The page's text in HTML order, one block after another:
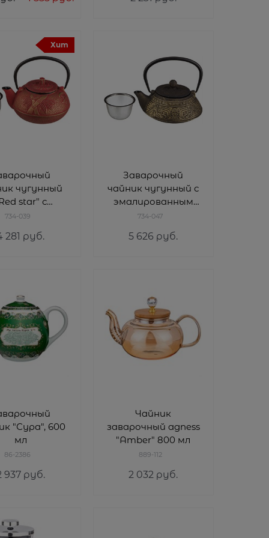
Хит
чугунный
star" с
600 мл
734-039
281 руб.
Заварочный
чайник чугунный с
эмалированным
покрытием
734-047
5 626 руб.
"Сура", 600
мл
86-2386
937 руб.
Чайник
заварочный agness
"Amber" 800 мл
889-112
2 032 руб.